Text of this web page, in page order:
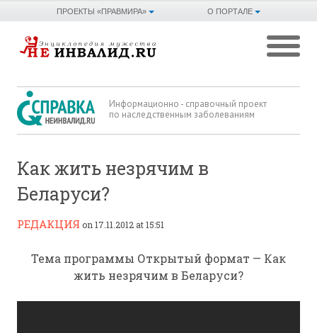
О ПОРТАЛЕ
ПРОЕКТЫ «ПРАВМИРА»
Информационно - справочный проект
по наследственным заболеваниям
Как жить незрячим в
Беларуси?
РЕДАКЦИЯ on 17.11.2012 at 15:51
Тема программы Открытый формат — Как
жить незрячим в Беларуси?